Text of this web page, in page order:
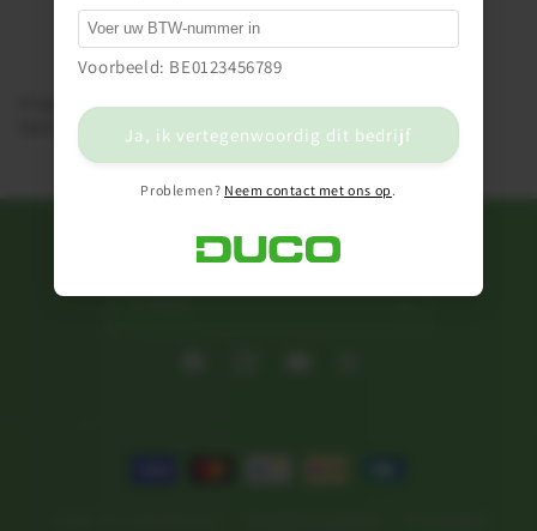
Voorbeeld: BE0123456789
Ja, ik vertegenwoordig dit bedrijf
Problemen? Neem contact met ons op .
Originele DUCO™
Spareparts voor DucoBox
Schrijf je in op onze newsletter